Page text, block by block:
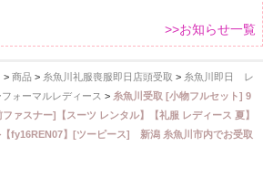
>>お知らせ一覧
> 商品> 糸魚川礼服喪服即日店頭受取 > 糸魚川即日 レ
ォーマルレディース > 糸魚川受取 [小物フルセット] 9
ァスナー]【スーツ レンタル】【礼服 レディース 夏】
【fy16REN07】[ツーピース] 新潟 糸魚川市内でお受取